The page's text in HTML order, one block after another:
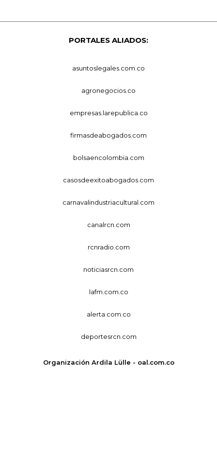
PORTALES ALIADOS:
asuntoslegales.com.co
agronegocios.co
empresas.larepublica.co
firmasdeabogados.com
bolsaencolombia.com
casosdeexitoabogados.com
carnavalindustriacultural.com
canalrcn.com
rcnradio.com
noticiasrcn.com
lafm.com.co
alerta.com.co
deportesrcn.com
Organización Ardila Lülle - oal.com.co